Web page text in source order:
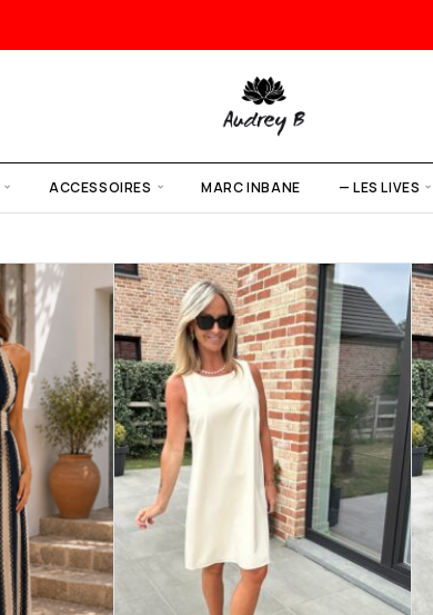
ACCESSOIRES MARC INBANE — LES LIVES